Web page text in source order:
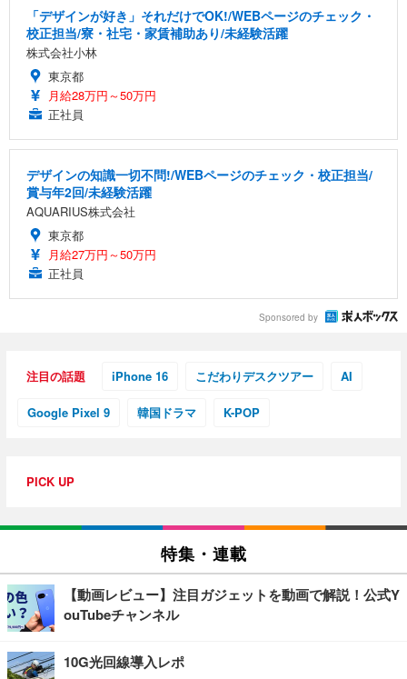
「デザインが好き」それだけでOK!/WEBページのチェック・
校正担当/寮・社宅・家賃補助あり/未経験活躍
株式会社小林
東京都
月給28万円～50万円
正社員
デザインの知識一切不問!/WEBページのチェック・校正担当/
賞与年2回/未経験活躍
AQUARIUS株式会社
東京都
月給27万円～50万円
正社員
Sponsored by
注目の話題 iPhone 16 こだわりデスクツアー AI
Google Pixel 9 韓国ドラマ K-POP
PICK UP
特集・連載
【動画レビュー】注目ガジェットを動画で解説！公式Y
ouTubeチャンネル
10G光回線導入レポ